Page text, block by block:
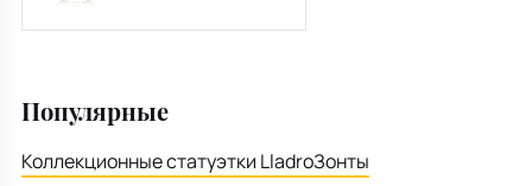
Популярные
Коллекционные статуэтки LladroЗонты